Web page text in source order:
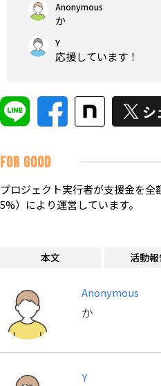
Anonymous
か
Y
応援しています！
FOR GOOD
プロジェクト実行者が支援金を
5%）により運営しています。
本文 活動
Anonymous
か
Y